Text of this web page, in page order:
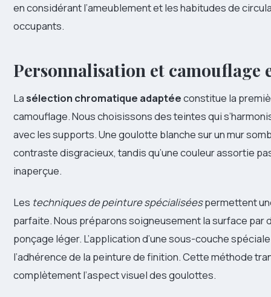
en considérant l’ameublement et les habitudes de
occupants.
Personnalisation et camouflage
Lasélection chromatique adaptéeconstitue la
camouflage. Nous choisissons des teintes qui
avec les supports. Une goulotte blanche sur un mur
contraste disgracieux, tandis qu’une couleur assortie
inaperçue.
Les techniques de peinture spécialiséespermettent
parfaite. Nous préparons soigneusement la surface par
ponçage léger. L’application d’une sous-couche
l’adhérence de la peinture de finition. Cette méthode
complètement l’aspect visuel des goulottes.